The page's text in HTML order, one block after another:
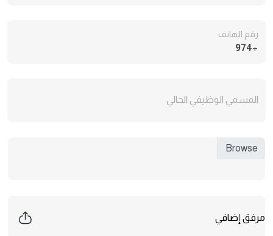
+974
رقم الهاتف
المسمي الوظيفي الحالي